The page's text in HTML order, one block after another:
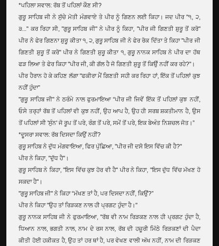
*ਪਹਿਲਾ ਸਵਾਲ: ਰੱਬ ਤੋਂ ਪਹਿਲਾਂ ਕੌਣ ਸੀ?
ਗੁਰੂ ਸਾਹਿਬ ਜੀ ਨੇ ਸੁੱਚੇ ਮੋਤੀ ਮੰਗਵਾਏ ਤੇ ਪੀਰ ਨੂੰ ਗਿਣਨ ਲਈ ਕਿਹਾ। ਜਦ ਪੀਰ "੧, ੨,
੩..." ਕਰ ਰਿਹਾ ਸੀ, "ਗੁਰੂ ਸਾਹਿਬ ਜੀ" ਨੇ ਪੀਰ ਨੂੰ ਕਿਹਾ, "ਪੀਰ ਜੀ ਗਿਣਤੀ ਸ਼ੁਰੂ ਤੋਂ ਕਰੋ"
ਪੀਰ ਨੇ ਫੇਰ ਗਿਣਨਾ ਸ਼ੁਰੂ ਕੀਤਾ ੧, ੨, ਗੁਰੂ ਸਾਹਿਬ ਜੀ ਨੇ ਫੇਰ ਰੋਕ ਦਿੱਤਾ ਤੇ ਕਿਹਾ "ਪੀਰ ਜੀ
ਗਿਣਤੀ ਸ਼ੁਰੂ ਤੋਂ ਕਰੋ" ਪੀਰ ਨੇ ਗਿਣਤੀ ਸ਼ੁਰੂ ਕੀਤਾ ੧, ਗੁਰੂ ਨਾਨਕ ਸਾਹਿਬ ਨੇ ਪੀਰ ਦਾ ਹੱਥ
ਫੜ ਲਿਆ ਤੇ ਫੇਰ ਕਿਹਾ "ਪੀਰ ਜੀ, ਕੀ ਗੱਲ ਹੈ ਜੋ ਗਿਣਤੀ ਸ਼ੁਰੂ ਤੋਂ ਕਿਉੰ ਨਹੀਂ ਕਰ ਰਹੇ?"।
ਪੀਰ ਹੈਰਾਨ ਹੋ ਕੇ ਕਹਿਣ ਲੱਗਾ "ਫਕੀਰਾ ਮੈਂ ਗਿਣਤੀ ਸਹੀ ਕਰ ਰਿਹਾ ਹਾਂ, ਇੱਕ ਤੋਂ ਪਹਿਲਾਂ ਕੁਝ
ਨਹੀਂ ਹੁੰਦਾ”
"ਗੁਰੂ ਸਾਹਿਬ ਜੀ" ਨੇ ਠਰੰਮੇ ਨਾਲ ਫੁਰਮਾਇਆ “ਪੀਰ ਜੀ ਜਿਵੇਂ ਇੱਕ ਤੋਂ ਪਹਿਲਾਂ ਕੁਝ ਨਹੀਂ,
ਓਸੇ ਤਰ੍ਹਾਂ ਰੱਬ ਤੋਂ ਪਹਿਲਾਂ ਵੀ ਕੁਝ ਨਹੀਂ, ਉਹ ਆਪ ਹੈ, ਉਹ ਹੀ ਸਰਬ ਸ਼ਕਤੀਮਾਨ ਹੈ, ਉਸ
ਤੋਂ ਪਹਿਲਾਂ ਸੀ 'ਸੁੰਨ' ਜੋ ਰੂਪ ਤੋਂ ਪਰੇ, ਰੰਗ ਤੋਂ ਪਰੇ, ਸਮੇਂ ਤੋਂ ਪਰੇ, ਇਕ ਬੇਅੰਤ ਨਿਸ਼ਚਲ ਜੋਤ।”
*ਦੂਸਰਾ ਸਵਾਲ: ਰੱਬ ਦਿਸਦਾ ਕਿਉਂ ਨਹੀਂ?
ਗੁਰੂ ਸਾਹਿਬ ਨੇ ਦੁੱਧ ਮੰਗਵਾਇਆ, ਫਿਰ ਪੁੱਛਿਆ, "ਪੀਰ ਜੀ ਦਸੋ ਇਸ ਵਿੱਚ ਕੀ ਹੈ?"
ਪੀਰ ਨੇ ਕਿਹਾ, "ਦੁੱਧ ਹੈ"।
ਗੁਰੂ ਸਾਹਿਬ ਨੇ ਕਿਹਾ, "ਇਸ ਵਿੱਚ ਕੁਝ ਹੋਰ ਵੀ ਹੈ" ਪੀਰ ਨੇ ਕਿਹਾ, "ਇਸ ਦੁੱਧ ਵਿੱਚ ਮੱਖਣ ਹੋ
ਸਕਦਾ ਹੈ"।
"ਗੁਰੂ ਸਾਹਿਬ ਜੀ" ਨੇ ਕਿਹਾ “ਮੱਖਣ ਤਾਂ ਹੈ, ਪਰ ਦਿਸਦਾ ਨਹੀਂ, ਕਿਉਂ?”
ਪੀਰ ਨੇ ਕਿਹਾ "ਉਹ ਤਾਂ ਰਿੜਕਣ ਨਾਲ ਹੀ ਪ੍ਰਗਟ ਹੁੰਦਾ ਹੈ।"
ਗੁਰੂ ਨਾਨਕ ਸਾਹਿਬ ਜੀ ਨੇ ਫੁਰਮਾਇਆ, "ਰੱਬ ਵੀ ਨਾਮ ਰਿੜਕਣ ਨਾਲ ਹੀ ਪ੍ਰਗਟ ਹੁੰਦਾ ਹੈ,
ਧਿਆਨ ਨਾਲ, ਭਗਤੀ ਨਾਲ, ਨਾਮ ਦੇ ਰਸ ਨਾਲ, ਰੱਬ ਦੀ ਹਜ਼ੂਰੀ ਮਿੱਠੇ ਰਿੜਕਣਾਂ ਦੀ ਪੈਦਾ
ਕੀਤੀ ਹੋਈ ਹਕੀਕਤ ਹੈ, ਉਹ ਤਾਂ ਹਰ ਥਾਂ ਹੈ, ਪਰ ਵੇਖਣ ਵਾਲੀ ਅੱਖ ਨਹੀਂ, ਨਾਮ ਦੀ ਰਿੜਕਣ